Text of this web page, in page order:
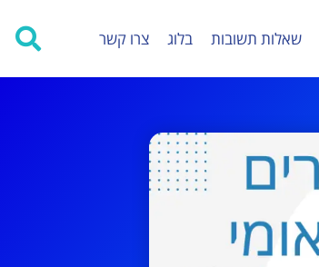
שאלות תשובות בלוג צרו קשר